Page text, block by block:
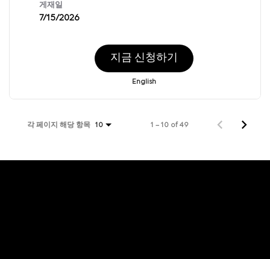
게재일
7/15/2026
지금 신청하기
English
각 페이지 해당 항목 10 1 – 10 of 49